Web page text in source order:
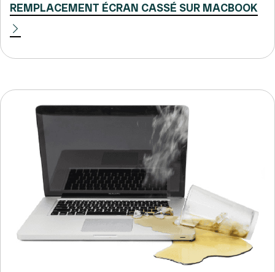
REMPLACEMENT ÉCRAN CASSÉ SUR MACBOOK